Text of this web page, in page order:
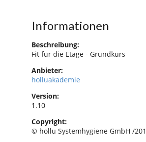
Informationen
Beschreibung:
Fit für die Etage - Grundkurs
Anbieter:
holluakademie
Version:
1.10
Copyright:
© hollu Systemhygiene GmbH /